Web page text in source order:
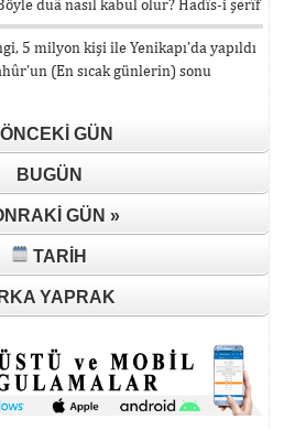
duâ nasıl kabul olur? Hadîs-i şerîf
5 milyon kişi ile Yenikapı’da yapıldı
(En sıcak günlerin) sonu
GÜN
BUGÜN
GÜN »
TARIH
YAPRAK